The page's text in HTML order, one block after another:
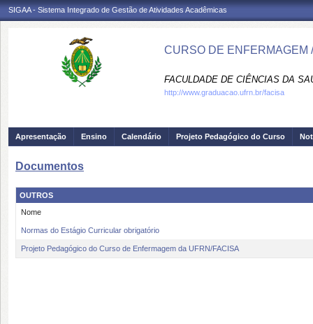
SIGAA - Sistema Integrado de Gestão de Atividades Acadêmicas
CURSO DE ENFERMAGEM
FACULDADE DE CIÊNCIAS DA
http://www.graduacao.ufrn.br/facisa
Apresentação Ensino Calendário Projeto Pedagógico do Curso
Documentos
OUTROS
Nome
Normas do Estágio Curricular obrigatório
Projeto Pedagógico do Curso de Enfermagem da UFRN/FACISA